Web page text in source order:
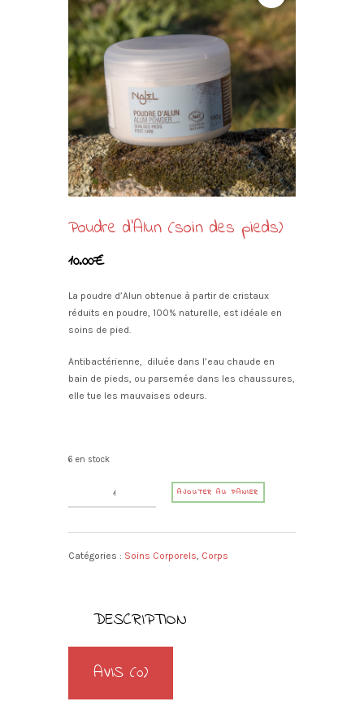
Poudre d’Alun (soin des pieds)
10.00€
La poudre d’Alun obtenue à partir de cristaux
réduits en poudre, 100% naturelle, est idéale en
soins de pied.
Antibactérienne, diluée dans l’eau chaude en
bain de pieds, ou parsemée dans les chaussures,
elle tue les mauvaises odeurs.
6 en stock
de
(soin
AJOUTER AU PANIER
l
Catégories : Soins Corporels, Corps
DESCRIPTION
AVIS (0)